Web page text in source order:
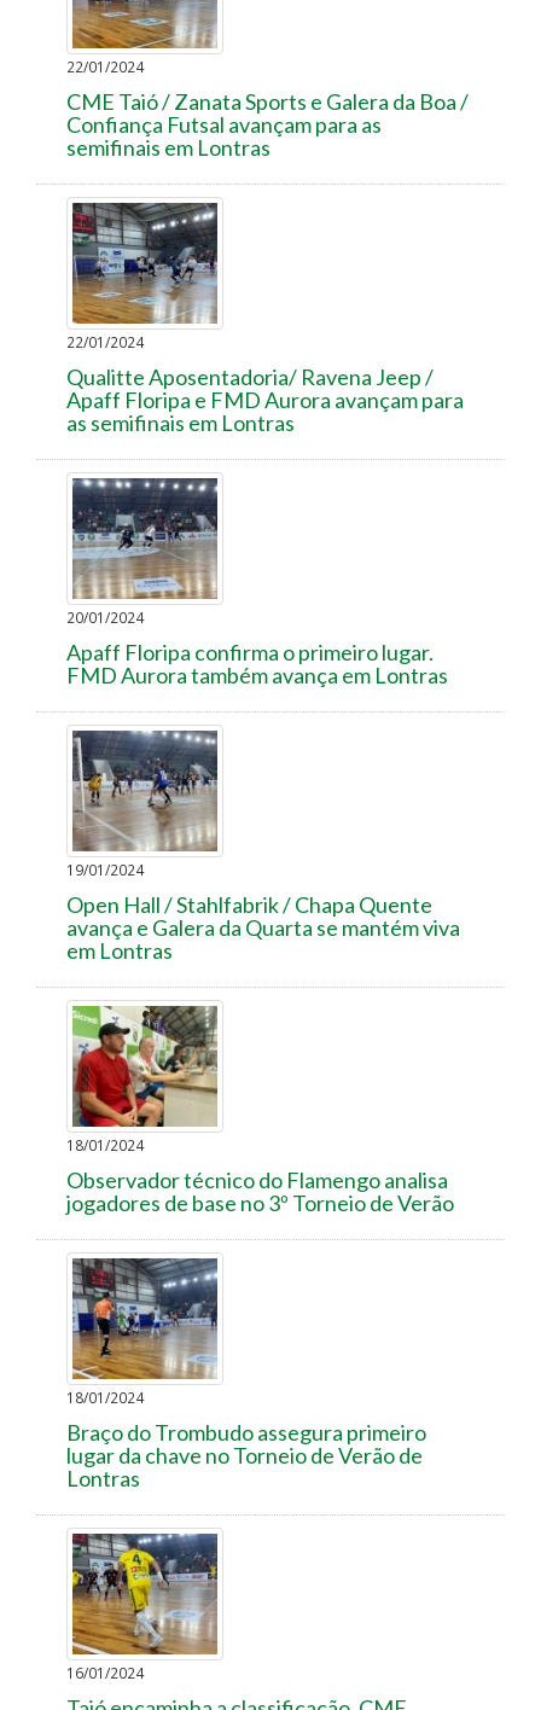
22/01/2024
CME Taió / Zanata Sports e Galera da Boa /
Confiança Futsal avançam para as
semifinais em Lontras
22/01/2024
Qualitte Aposentadoria/ Ravena Jeep /
Apaff Floripa e FMD Aurora avançam para
as semifinais em Lontras
20/01/2024
Apaff Floripa confirma o primeiro lugar.
FMD Aurora também avança em Lontras
19/01/2024
Open Hall / Stahlfabrik / Chapa Quente
avança e Galera da Quarta se mantém viva
em Lontras
18/01/2024
Observador técnico do Flamengo analisa
jogadores de base no 3º Torneio de Verão
18/01/2024
Braço do Trombudo assegura primeiro
lugar da chave no Torneio de Verão de
Lontras
16/01/2024